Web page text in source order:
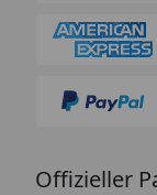
Offizieller